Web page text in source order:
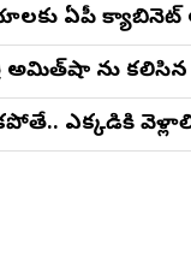
ఏపీ
అమిత్‌షా ను కలిసిన
ఎక్కడికి